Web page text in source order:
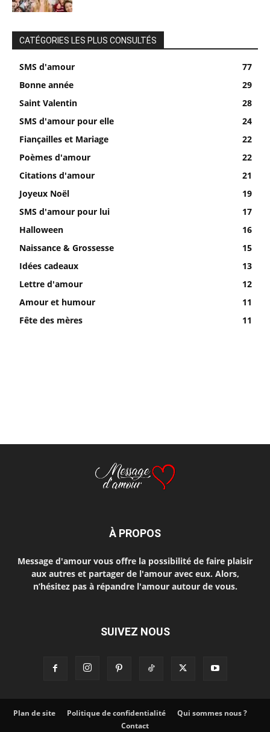
CATÉGORIES LES PLUS CONSULTÉS
SMS d'amour
77
Bonne année
29
Saint Valentin
28
SMS d'amour pour elle
24
Fiançailles et Mariage
22
Poèmes d'amour
22
Citations d'amour
21
Joyeux Noël
19
SMS d'amour pour lui
17
Halloween
16
Naissance & Grossesse
15
Idées cadeaux
13
Lettre d'amour
12
Amour et humour
11
Fête des mères
11
À PROPOS
Message d'amour vous offre la possibilité de faire plaisir
aux autres et partager de l'amour avec eux. Alors,
n’hésitez pas à répandre l'amour autour de vous.
SUIVEZ NOUS
Plan de site Politique de confidentialité
Qui sommes nous ?
Contact